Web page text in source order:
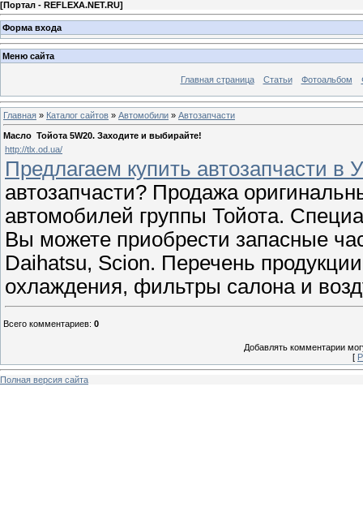
[Портал - REFLEXA.NET.RU]
Форма входа
Меню сайта
Главная страница Статьи Фотоальбом
Главная » Каталог сайтов » Автомобили » Автозапчасти
Масло Тойота 5W20. Заходите и выбирайте!
http://tlx.od.ua/
Предлагаем купить автозапчасти в
автозапчасти? Продажа
автомобилей группы Тойота.
Вы можете приобрести запасные
Daihatsu, Scion. Перечень
охлаждения, фильтры салона и
Всего комментариев: 0
Добавлять комментарии
[
Полная версия сайта